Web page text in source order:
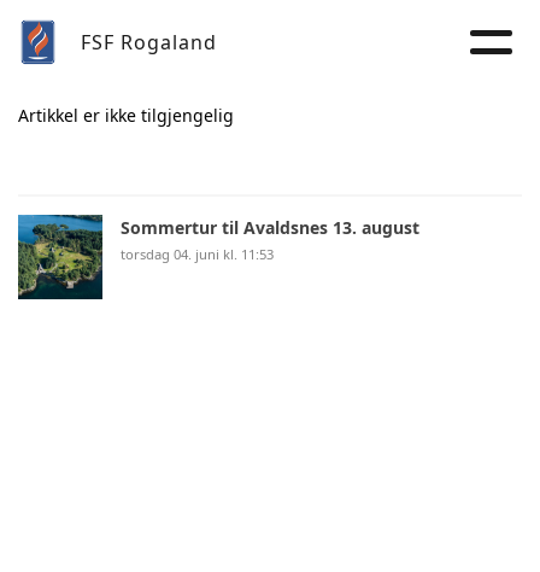
FSF Rogaland
Artikkel er ikke tilgjengelig
Sommertur til Avaldsnes 13. august
torsdag 04. juni kl. 11:53